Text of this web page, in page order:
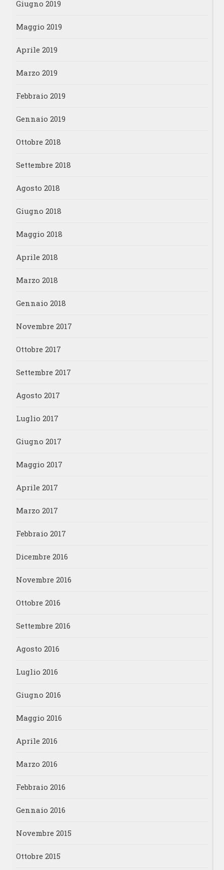
Giugno 2019
Maggio 2019
Aprile 2019
Marzo 2019
Febbraio 2019
Gennaio 2019
Ottobre 2018
Settembre 2018
Agosto 2018
Giugno 2018
Maggio 2018
Aprile 2018
Marzo 2018
Gennaio 2018
Novembre 2017
Ottobre 2017
Settembre 2017
Agosto 2017
Luglio 2017
Giugno 2017
Maggio 2017
Aprile 2017
Marzo 2017
Febbraio 2017
Dicembre 2016
Novembre 2016
Ottobre 2016
Settembre 2016
Agosto 2016
Luglio 2016
Giugno 2016
Maggio 2016
Aprile 2016
Marzo 2016
Febbraio 2016
Gennaio 2016
Novembre 2015
Ottobre 2015